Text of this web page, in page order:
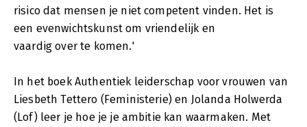
risico dat mensen je niet competent vinden. Het is
een evenwichtskunst om vriendelijk en
vaardig over te komen.'
In het boek Authentiek leiderschap voor vrouwen van
Liesbeth Tettero (Feministerie) en Jolanda Holwerda
(Lof) leer je hoe je je ambitie kan waarmaken. Met